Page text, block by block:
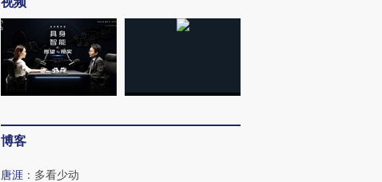
博客
唐涯 ： 多看少动